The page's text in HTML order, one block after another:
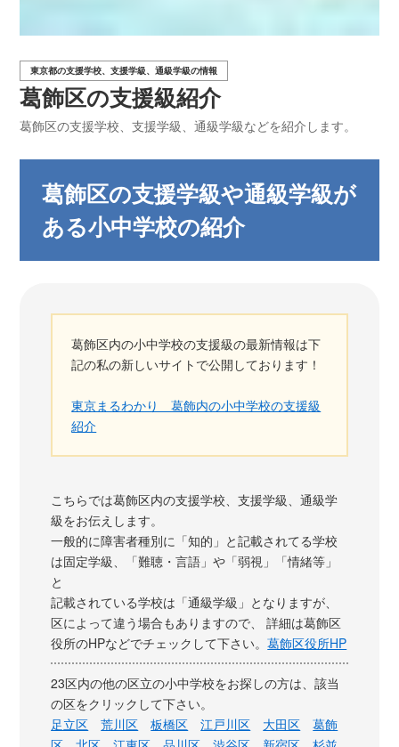
葛飾区の支援級紹介
葛飾区の支援学校、支援学級、通級学級などを紹介します。
東京都の支援学校、支援学級、通級学級の情報
葛飾区の支援学級や通級学級が
ある小中学校の紹介
葛飾区内の小中学校の支援級の最新情報は下
記の私の新しいサイトで公開しております！
東京まるわかり 葛飾内の小中学校の支援級
紹介
こちらでは葛飾区内の支援学校、支援学級、通級学
級をお伝えします。
一般的に障害者種別に「知的」と記載されてる学校
は固定学級、「難聴・言語」や「弱視」「情緒等」
と
記載されている学校は「通級学級」となりますが、
区によって違う場合もありますので、 詳細は葛飾区
役所のHPなどでチェックして下さい。葛飾区役所HP
23区内の他の区立の小中学校をお探しの方は、該当
の区をクリックして下さい。
足立区
荒川区 板橋区 江戸川区 大田区
葛飾